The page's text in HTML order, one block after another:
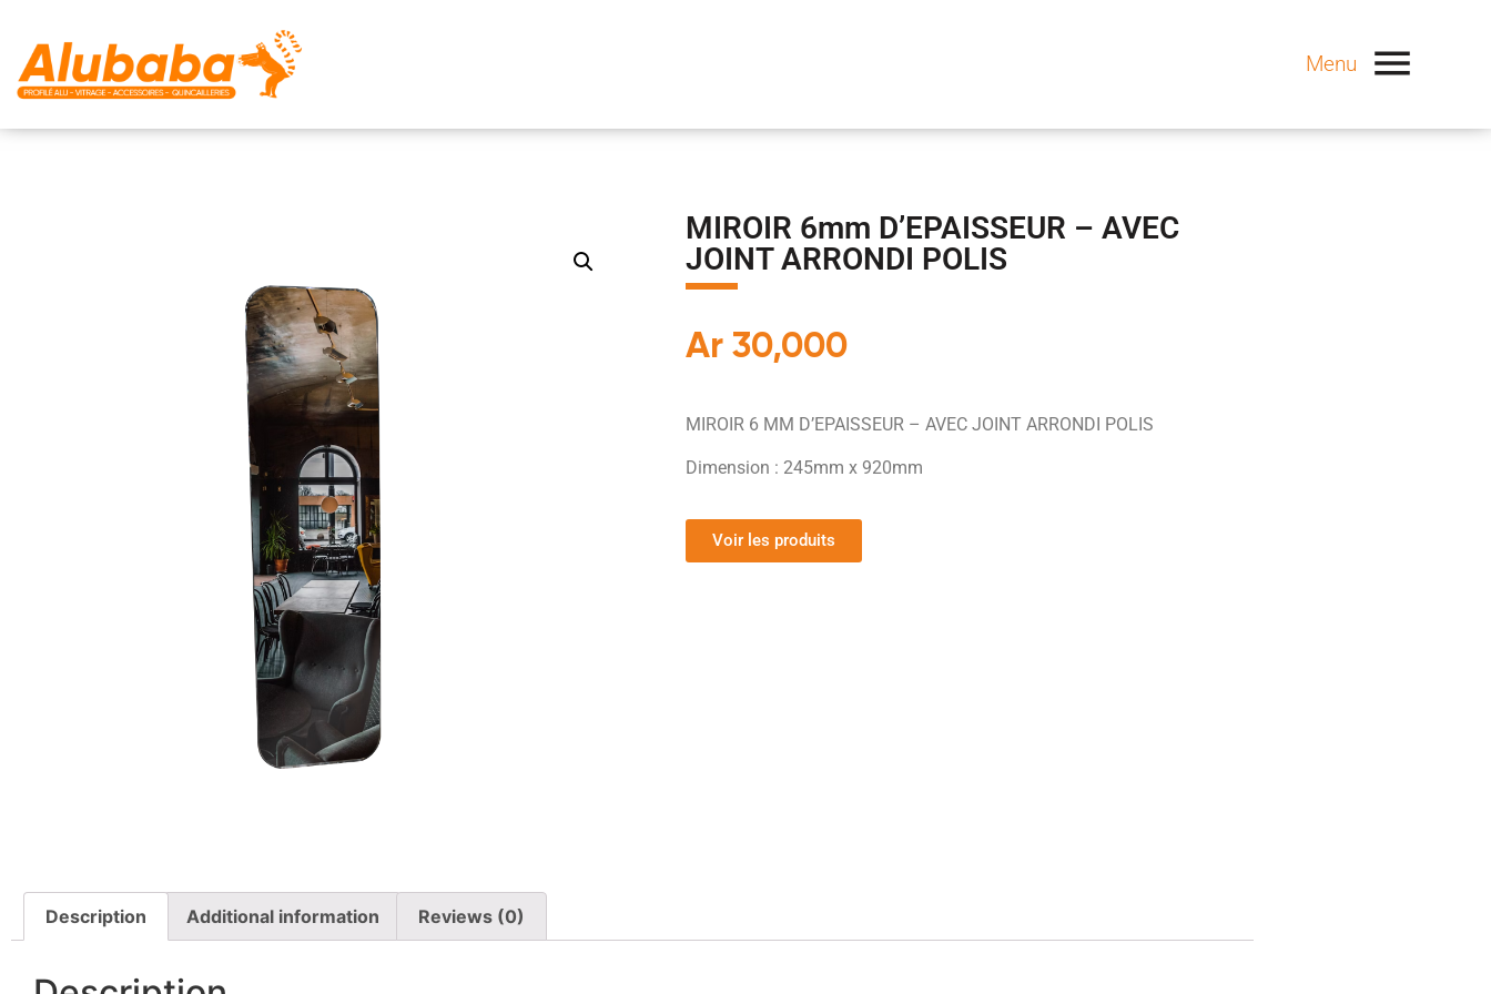
Menu
MIROIR 6mm D’EPAISSEUR – AVEC
JOINT ARRONDI POLIS
Ar 30,000
MIROIR 6 MM D’EPAISSEUR – AVEC JOINT ARRONDI POLIS
Dimension : 245mm x 920mm
Voir les produits
Description Additional information Reviews (0)